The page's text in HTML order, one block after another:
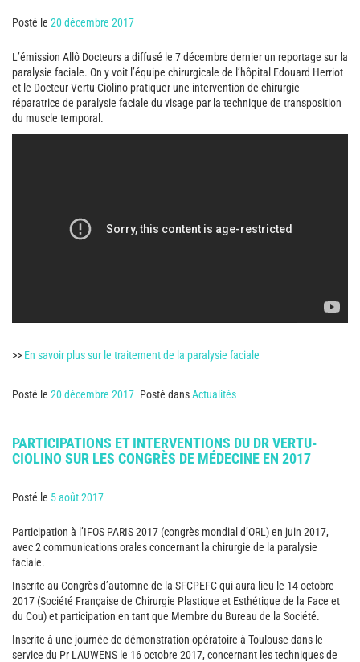
Posté le 20 décembre 2017
L’émission Allô Docteurs a diffusé le 7 décembre dernier un reportage sur la
paralysie faciale. On y voit l’équipe chirurgicale de l’hôpital Edouard Herriot
et le Docteur Vertu-Ciolino pratiquer une intervention de chirurgie
réparatrice de paralysie faciale du visage par la technique de transposition
du muscle temporal.
>> En savoir plus sur le traitement de la paralysie faciale
Posté le 20 décembre 2017 Posté dansActualités
PARTICIPATIONS ET INTERVENTIONS DU DR VERTU-
CIOLINO SUR LES CONGRÈS DE MÉDECINE EN 2017
Posté le 5 août 2017
Participation à l’IFOS PARIS 2017 (congrès mondial d’ORL) en juin 2017,
avec 2 communications orales concernant la chirurgie de la paralysie
faciale.
Inscrite au Congrès d’automne de la SFCPEFC qui aura lieu le 14 octobre
2017 (Société Française de Chirurgie Plastique et Esthétique de la Face et
du Cou) et participation en tant que Membre du Bureau de la Société.
Inscrite à une journée de démonstration opératoire à Toulouse dans le
service du Pr LAUWENS le 16 octobre 2017, concernant les techniques de